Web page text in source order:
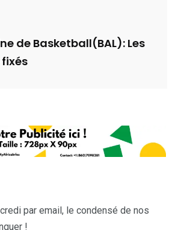
de Basketball(BAL): Les
par email, le condensé de nos
!